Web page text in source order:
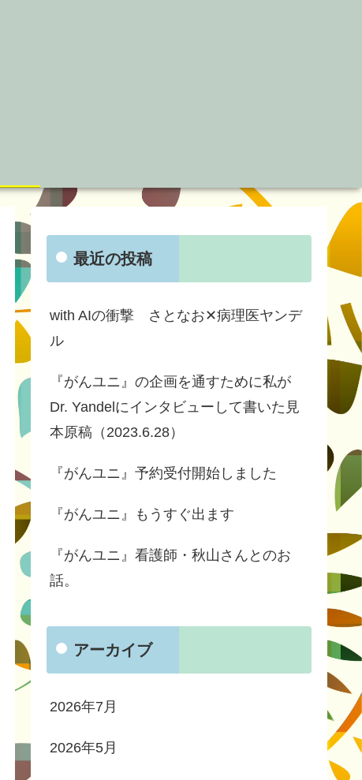
最近の投稿
with AIの衝撃 さとなお✕病理医ヤンデ
ル
『がんユニ』の企画を通すために私が
Dr. Yandelにインタビューして書いた見
本原稿（2023.6.28）
『がんユニ』予約受付開始しました
『がんユニ』もうすぐ出ます
『がんユニ』看護師・秋山さんとのお
話。
アーカイブ
2026年7月
2026年5月